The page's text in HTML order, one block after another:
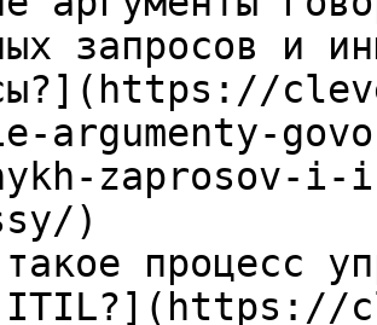
запросов и
argumenty-
zaprosov-
)
процесс